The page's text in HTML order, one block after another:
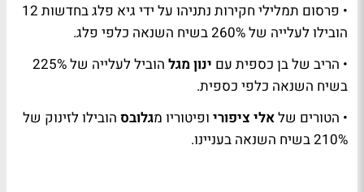
• פרסום תמלילי חקירות נתניהו על ידי גיא פלג בחדשות 12
הובילו לעלייה של 260% בשיח השנאה כלפי פלג.
• הריב של בן כספית עם ינון מגל
הוביל לעלייה של 225%
בשיח השנאה כלפי כספית.
• הטורים שלאלי ציפורי ופיטוריו מגלובס הובילו לזינוק של
210% בשיח השנאה בעניינו.